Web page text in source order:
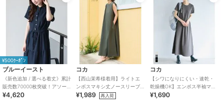
¥500ｸｰﾎﾟﾝ
ブルーイースト
《新色追加 / 選べる着丈》累計
販売数70000枚突破！アソー
ト柄ワンピース
¥4,620
コカ
【西山茉希様着用】ライトエ
ンボスマキシ丈ノースリーブ
ワンピース 全4色 / シワになり
¥1,989 再入荷
コカ
【シワになりにくい・速乾・
乾燥機OK】エンボス半袖マキ
シワンピース 全4色
¥1,690